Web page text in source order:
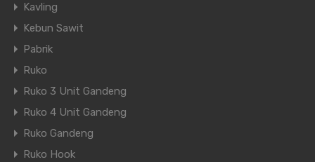
Kavling
Kebun Sawit
Pabrik
Ruko
Ruko 3 Unit Gandeng
Ruko 4 Unit Gandeng
Ruko Gandeng
Ruko Hook